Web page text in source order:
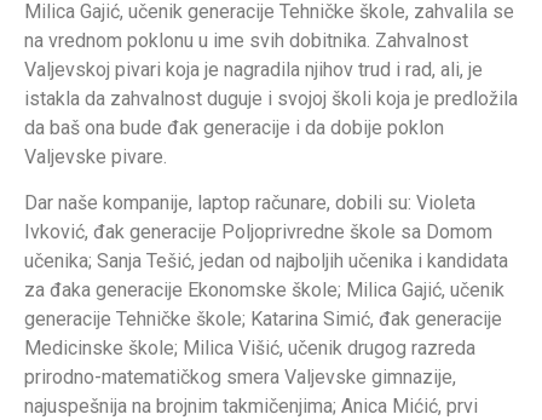
Milica Gajić, učenik generacije Tehničke škole, zahvalila se
na vrednom poklonu u ime svih dobitnika. Zahvalnost
Valjevskoj pivari koja je nagradila njihov trud i rad, ali, je
istakla da zahvalnost duguje i svojoj školi koja je predložila
da baš ona bude đak generacije i da dobije poklon
Valjevske pivare.
Dar naše kompanije, laptop računare, dobili su: Violeta
Ivković, đak generacije Poljoprivredne škole sa Domom
učenika; Sanja Tešić, jedan od najboljih učenika i kandidata
za đaka generacije Ekonomske škole; Milica Gajić, učenik
generacije Tehničke škole; Katarina Simić, đak generacije
Medicinske škole; Milica Višić, učenik drugog razreda
prirodno-matematičkog smera Valjevske gimnazije,
najuspešnija na brojnim takmičenjima; Anica Mićić, prvi